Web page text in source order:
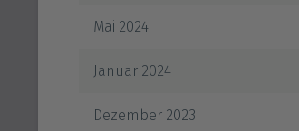
Mai 2024
Januar 2024
Dezember 2023